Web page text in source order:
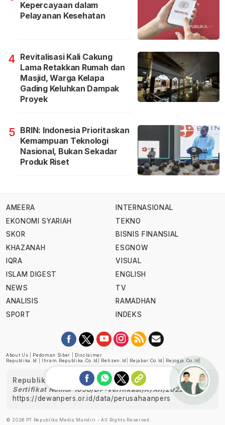
Kepercayaan dalam
Pelayanan Kesehatan
4 Revitalisasi Kali Cakung
Lama Retakkan Rumah dan
Masjid, Warga Kelapa
Gading Keluhkan Dampak
Proyek
5 BRIN: Indonesia Prioritaskan
Kemampuan Teknologi
Nasional, Bukan Sekadar
Produk Riset
AMEERA
EKONOMI SYARIAH
SKOR
KHAZANAH
IQRA
ISLAM DIGEST
NEWS
ANALISIS
SPORT
INTERNASIONAL
TEKNO
BISNIS FINANSIAL
ESGNOW
VISUAL
ENGLISH
TV
RAMADHAN
INDEKS
About Us Pedoman Siber
Disclaimer
Republika.id
Ihram.republika.co.id Retizen.id Rejabar.co.id Rejogja.co.id
Republika telah diverifikasi oleh Dewan Pers
Sertifikat Nomor 1058/DP-Verifikasi/K/XII/2022
https://dewanpers.or.id/data/perusahaanpers
© 2026 PT Republika Media Mandiri - All Rights Reserved.